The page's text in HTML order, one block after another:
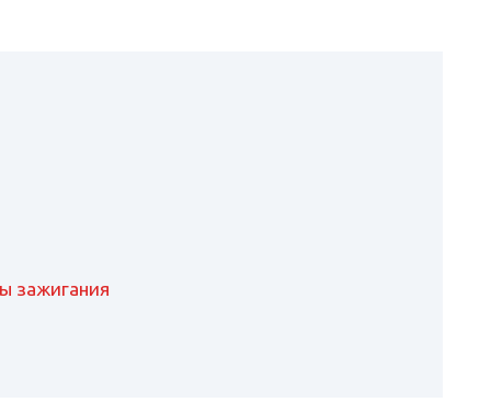
зажигания